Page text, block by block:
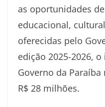
as oportunidades
educacional,
oferecidas pelo
edição 2025-2026,
Governo da
R$ 28 milhões.